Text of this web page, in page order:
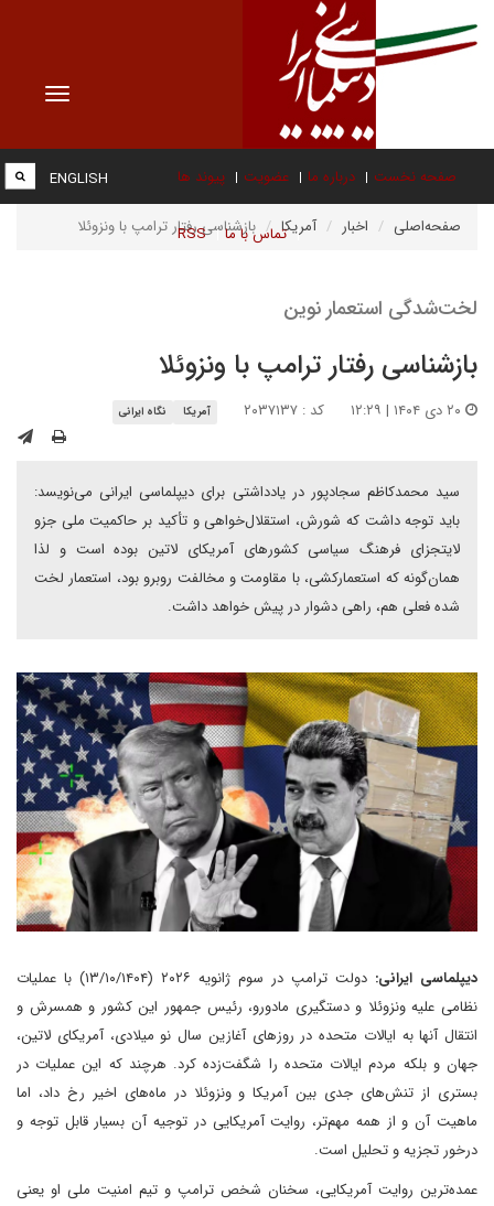
Toggle
صفحه نخست درباره ما عضویت پیوند ها
تماس با ما RSS
ENGLISH
صفحه‌اصلی اخبار آمریکا بازشناسی رفتار ترامپ با ونزوئلا
لخت‌شدگی استعمار نوین
بازشناسی رفتار ترامپ با ونزوئلا
کد : ۲۰۳۷۱۳۷ آمریکا نگاه ایرانی
سید محمدکاظم سجادپور در یادداشتی برای دیپلماسی ایرانی می‌نویسد:
باید توجه داشت که شورش، استقلال‌خواهی و تأکید بر حاکمیت ملی جزو
لایتجزای فرهنگ سیاسی کشورهای آمریکای لاتین بوده است و لذا
همان‌گونه که استعمارکشی، با مقاومت و مخالفت روبرو بود، استعمار لخت
شده فعلی هم، راهی دشوار در پیش خواهد داشت.
دیپلماسی ایرانی:
دولت ترامپ در سوم ژانویه ۲۰۲۶ (۱۳/۱۰/۱۴۰۴) با عملیات
نظامی علیه ونزوئلا و دستگیری مادورو، رئیس جمهور این کشور و همسرش و
انتقال آنها به ایالات متحده در روزهای آغازین سال نو میلادی، آمریکای لاتین،
جهان و بلکه مردم ایالات متحده را شگفت‌زده کرد. هرچند که این عملیات در
بستری از تنش‌های جدی بین آمریکا و ونزوئلا در ماه‌های اخیر رخ داد، اما
ماهیت آن و از همه مهم‌تر، روایت آمریکایی در توجیه آن بسیار قابل توجه و
درخور تجزیه و تحلیل است.
عمده‌ترین روایت آمریکایی، سخنان شخص ترامپ و تیم امنیت ملی او یعنی